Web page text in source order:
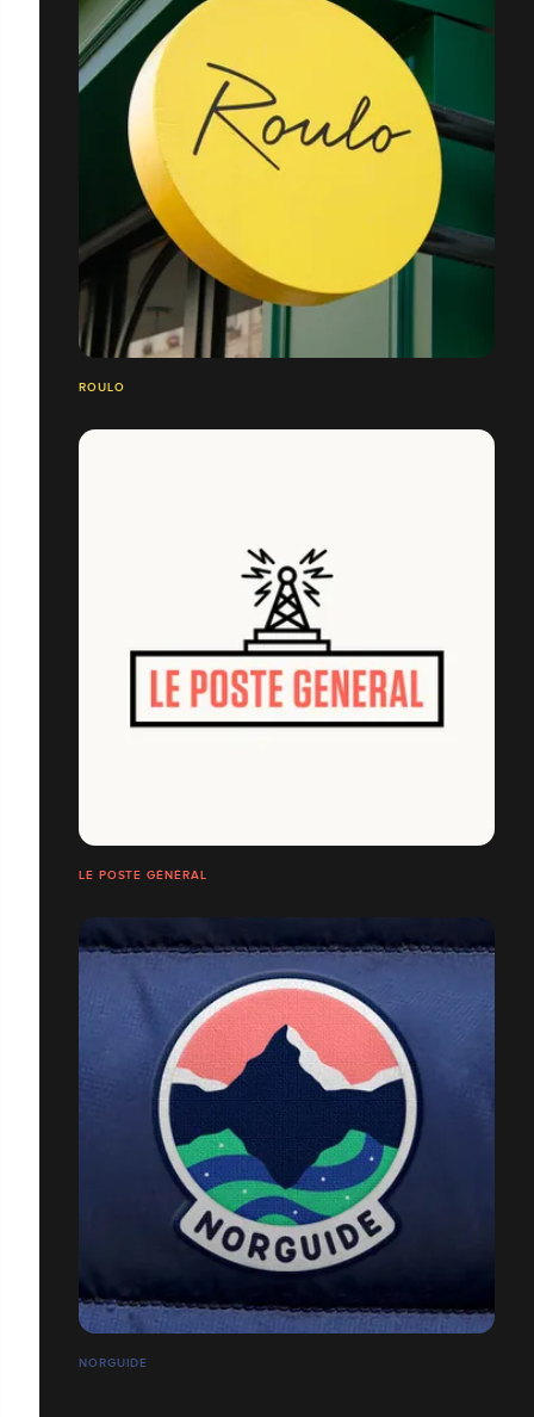
ROULO
LE POSTE GÉNÉRAL
NORGUIDE